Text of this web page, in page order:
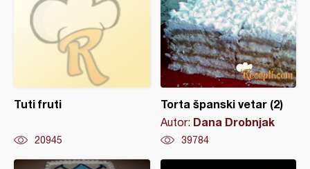
Tuti fruti
20945
Torta španski vetar (2)
Autor: Dana Drobnjak
39784